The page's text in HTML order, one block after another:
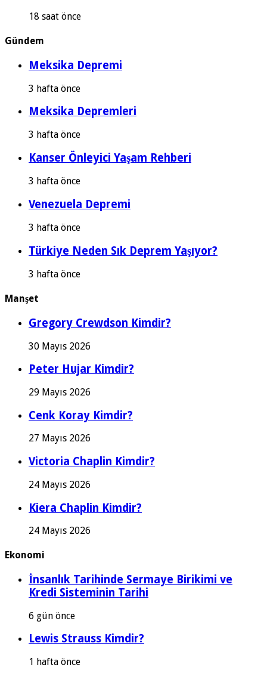
18 saat önce
Gündem
Meksika Depremi
3 hafta önce
Meksika Depremleri
3 hafta önce
Kanser Önleyici Yaşam Rehberi
3 hafta önce
Venezuela Depremi
3 hafta önce
Türkiye Neden Sık Deprem Yaşıyor?
3 hafta önce
Manşet
Gregory Crewdson Kimdir?
30 Mayıs 2026
Peter Hujar Kimdir?
29 Mayıs 2026
Cenk Koray Kimdir?
27 Mayıs 2026
Victoria Chaplin Kimdir?
24 Mayıs 2026
Kiera Chaplin Kimdir?
24 Mayıs 2026
Ekonomi
İnsanlık Tarihinde Sermaye Birikimi ve
Kredi Sisteminin Tarihi
6 gün önce
Lewis Strauss Kimdir?
1 hafta önce